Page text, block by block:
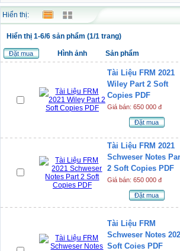
Hiển thị:
Hiển thị 1-6/6 sản phẩm (1/1 trang)
Đặt mua Hình ảnh Sản phẩm
Tài Liệu FRM 2021
Wiley Part 2 Soft
Copies PDF
Giá bán: 650 000 đ
Đặt mua
Tài Liệu FRM 2021
Schweser Notes
2 Soft Copies PDF
Giá bán: 650 000 đ
Đặt mua
Tài Liệu FRM
Schweser Notes
Soft Coies PDF